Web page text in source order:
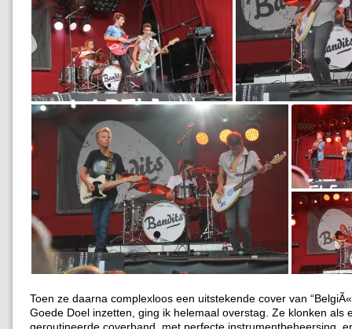
Toen ze daarna complexloos een uitstekende cover van
Goede Doel inzetten, ging ik helemaal overstag. Ze klonken als
geroutineerde coverband, met perfecte instrumentbeheersing,